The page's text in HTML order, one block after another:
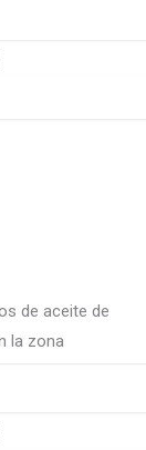
de aceite de
la zona